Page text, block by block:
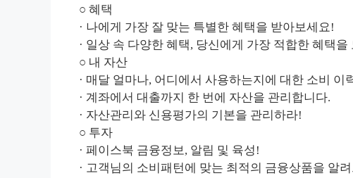
○ 혜택
· 나에게 가장 잘 맞는 특별한 혜택을 받아보세요!
· 일상 속 다양한 혜택, 당신에게 가장 적합한 혜택
○ 내 자산
· 매달 얼마나, 어디에서 사용하는지에 대한 소비 이
· 계좌에서 대출까지 한 번에 자산을 관리합니다.
· 자산관리와 신용평가의 기본을 관리하라!
○ 투자
· 페이스북 금융정보, 알림 및 육성!
· 고객님의 소비패턴에 맞는 최적의 금융상품을 알